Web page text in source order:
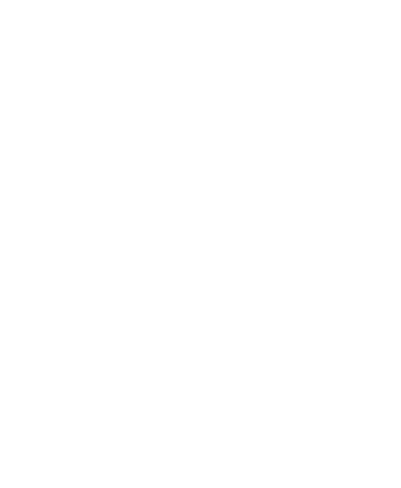
из двух частей: Первая часть- небольшая аэробная
тренировка с использованием степ-платформы
мин.